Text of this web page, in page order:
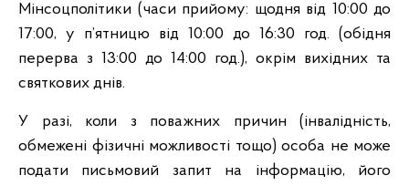
Мінсоцполітики (часи прийому: щодня від 10:00 до
17:00, у п’ятницю від 10:00 до 16:30 год. (обідня
перерва з 13:00 до 14:00 год.), окрім вихідних та
святкових днів.
У разі, коли з поважних причин (інвалідність,
обмежені фізичні можливості тощо) особа не може
подати письмовий запит на інформацію, його